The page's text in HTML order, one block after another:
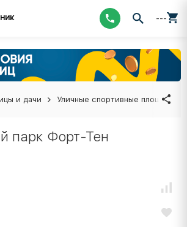
---
и дачи Уличные спортивные площадки
парк Форт-Тен